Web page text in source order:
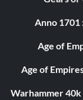
Anno 1701
Age of
Age of
Warhammer 40k